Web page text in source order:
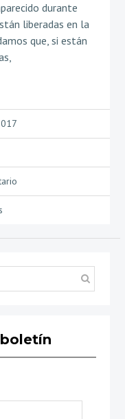
durante
liberadas en la
que, si están